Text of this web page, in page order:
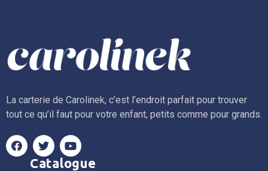
La carterie de Carolinek, c’est l’endroit parfait pour trouver
tout ce qu’il faut pour votre enfant, petits comme pour grands.
Catalogue